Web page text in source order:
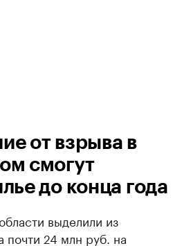
от взрыва в
смогут
до конца года
выделили из
почти 24 млн руб. на